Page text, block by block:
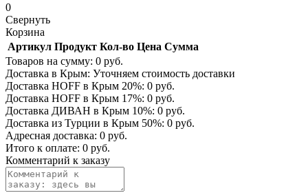
0
Свернуть
Корзина
Артикул Продукт Кол-во Цена Сумма
Товаров на сумму: 0 руб.
Доставка в Крым: Уточняем стоимость доставки
Доставка HOFF в Крым 20%: 0 руб.
Доставка HOFF в Крым 17%: 0 руб.
Доставка ДИВАН в Крым 10%: 0 руб.
Доставка из Турции в Крым 50%: 0 руб.
Адресная доставка: 0 руб.
Итого к оплате: 0 руб.
Комментарий к заказу